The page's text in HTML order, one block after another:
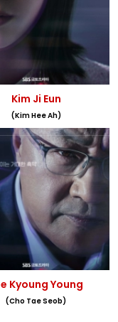
Kim Ji Eun
(Kim Hee Ah)
Kyoung Young
(Cho Tae Seob)